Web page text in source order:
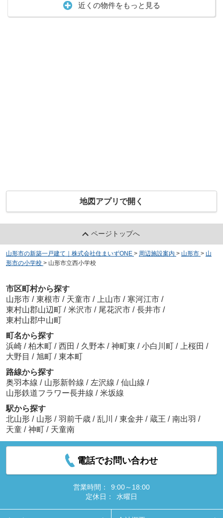
近くの物件をもっと見る
地図アプリで開く
ページトップへ
山形市の新築一戸建て｜株式会社住まいずONE > 周辺施設案内 > 山形市 > 山
形市の小学校 > 山形市立西小学校
市区町村から探す
山形市 / 東根市 / 天童市 / 上山市 / 寒河江市 /
東村山郡山辺町 / 米沢市 / 尾花沢市 / 長井市 /
東村山郡中山町
町名から探す
浜崎 / 柏木町 / 西田 / 久野本 / 神町東 / 小白川町 / 上桜田 /
大野目 / 旭町 / 東本町
路線から探す
奥羽本線 / 山形新幹線 / 左沢線 / 仙山線 /
山形鉄道フラワー長井線 / 米坂線
駅から探す
北山形 / 山形 / 羽前千歳 / 乱川 / 東金井 / 蔵王 / 南出羽 /
天童 / 神町 / 天童南
電話でお問い合わせ
営業時間：
9:00～18:00
定休日：
水曜日